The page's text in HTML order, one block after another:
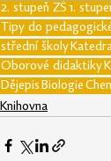
2. stupeň ZŠ 1.
Tipy do
střední školy
Oborové didaktiky
Dějepis Biologie
Knihovna